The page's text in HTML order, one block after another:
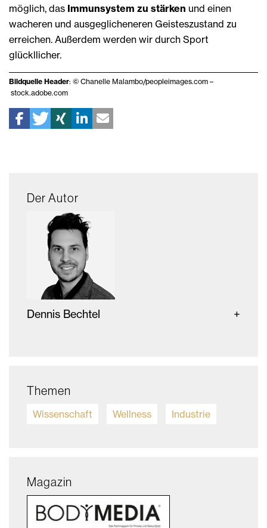
möglich, das Immunsystem zu stärken und einen
wacheren und ausgeglicheneren Geisteszustand zu
erreichen. Außerdem werden wir durch Sport
glückllicher.
Bildquelle Header: © Chanelle Malambo/peopleimages.com –
stock.adobe.com
Der Autor
Dennis Bechtel
Themen
Wissenschaft Wellness Industrie
Magazin